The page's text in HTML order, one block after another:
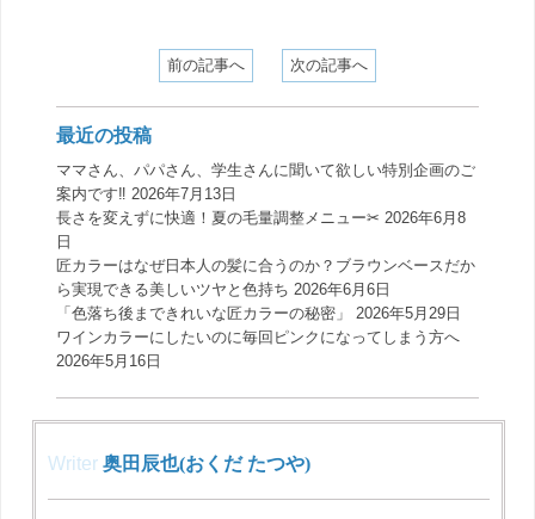
前の記事へ 次の記事へ
最近の投稿
ママさん、パパさん、学生さんに聞いて欲しい特別企画のご
案内です‼️ 2026年7月13日
長さを変えずに快適！夏の毛量調整メニュー✂︎ 2026年6月8
日
匠カラーはなぜ日本人の髪に合うのか？ブラウンベースだか
ら実現できる美しいツヤと色持ち 2026年6月6日
「色落ち後まできれいな匠カラーの秘密」
2026年5月29日
ワインカラーにしたいのに毎回ピンクになってしまう方へ
2026年5月16日
Writer奥田辰也(おくだ たつや)